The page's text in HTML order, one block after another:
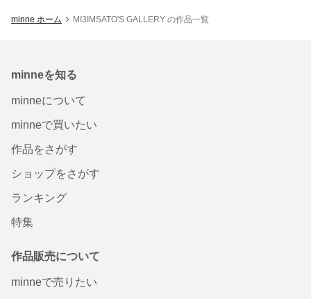
minne ホーム MI3IMSATO'S GALLERY の作品一覧
minneを知る
minneについて
minneで買いたい
作品をさがす
ショップをさがす
ランキング
特集
作品販売について
minneで売りたい